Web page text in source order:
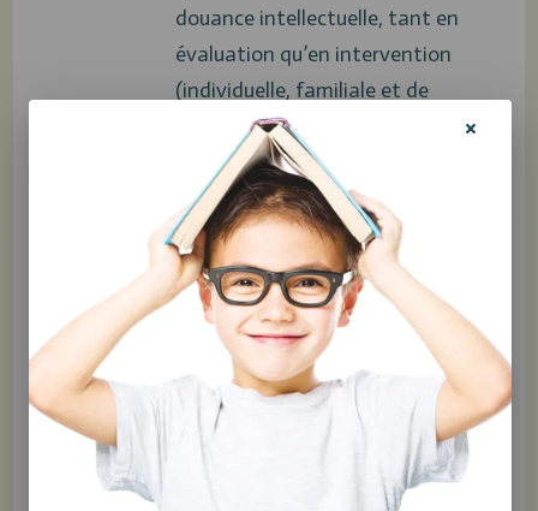
douance intellectuelle, tant en
évaluation qu’en intervention
(individuelle, familiale et de
groupe). Elle a notamment cocréé
un groupe d’intervention pour les
enfants doué·e·s, dont elle fait
encore la coanimation, et elle agit
régulièrement à titre de
conférencière sur divers sujets liés
à la douance intellectuelle. Tout au
long de son parcours, elle a eu la
chance de travailler au sein de
centres de services scolaires, de